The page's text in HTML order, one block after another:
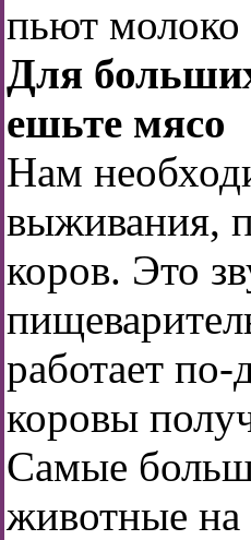
пьют
Для
ешьте мясо
Нам
выживания,
коров. Это
работает
коровы
Самые
животные на